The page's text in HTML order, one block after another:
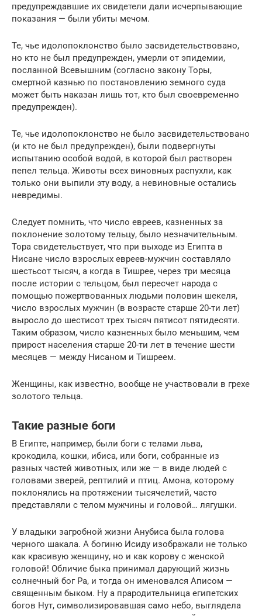
предупреждавшие их свидетели дали исчерпывающие
показания — были убиты мечом.
Те, чье идолопоклонство было засвидетельствовано,
но кто не был предупрежден, умерли от эпидемии,
посланной Всевышним (согласно закону Торы,
смертной казнью по постановлению земного суда
может быть наказан лишь тот, кто был своевременно
предупрежден).
Те, чье идолопоклонство не было засвидетельствовано
(и кто не был предупрежден), были подвергнуты
испытанию особой водой, в которой был растворен
пепел тельца. Животы всех виновных распухли, как
только они выпили эту воду, а невиновные остались
невредимы.
Следует помнить, что число евреев, казненных за
поклонение золотому тельцу, было незначительным.
Тора свидетельствует, что при выходе из Египта в
Нисане число взрослых евреев-мужчин составляло
шестьсот тысяч, а когда в Тишрее, через три месяца
после истории с тельцом, был пересчет народа с
помощью пожертвованных людьми половин шекеля,
число взрослых мужчин (в возрасте старше 20-ти лет)
выросло до шестисот трех тысяч пятисот пятидесяти.
Таким образом, число казненных было меньшим, чем
прирост населения старше 20-ти лет в течение шести
месяцев — между Нисаном и Тишреем.
Женщины, как известно, вообще не участвовали в грехе
золотого тельца.
Такие разные боги
В Египте, например, были боги с телами льва,
крокодила, кошки, ибиса, или боги, собранные из
разных частей животных, или же — в виде людей с
головами зверей, рептилий и птиц. Амона, которому
поклонялись на протяжении тысячелетий, часто
представляли с телом мужчины и головой… лягушки.
У владыки загробной жизни Анубиса была голова
черного шакала. А богиню Исиду изображали не только
как красивую женщину, но и как корову с женской
головой! Обличие быка принимал дарующий жизнь
солнечный бог Ра, и тогда он именовался Аписом —
священным быком. Ну а прародительница египетских
богов Нут, символизировавшая само небо, выглядела